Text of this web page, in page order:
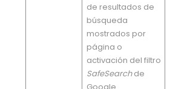
de resultados de
búsqueda
mostrados por
página o
activación del filtro
SafeSearchde